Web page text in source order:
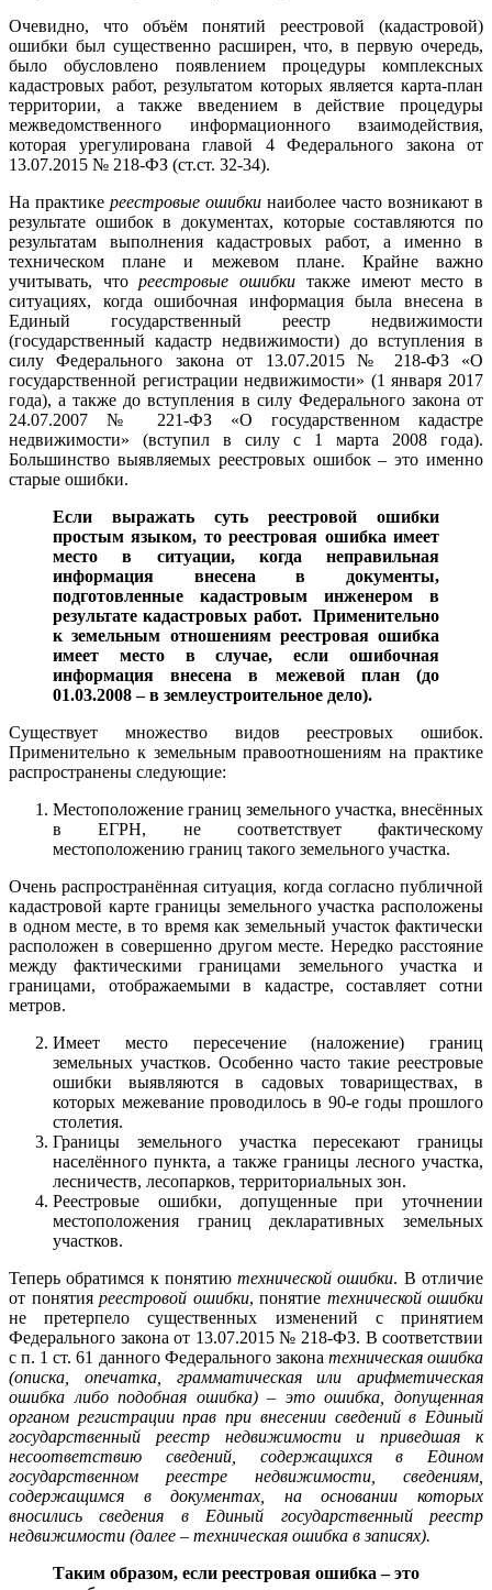
Очевидно, что объём понятий реестровой (кадастровой)
ошибки был существенно расширен, что, в первую очередь,
было обусловлено появлением процедуры комплексных
кадастровых работ, результатом которых является карта-план
территории, а также введением в действие процедуры
межведомственного информационного взаимодействия,
которая урегулирована главой 4 Федерального закона от
13.07.2015 № 218-ФЗ (ст.ст. 32-34).
На практике реестровые ошибки наиболее часто возникают в
результате ошибок в документах, которые составляются по
результатам выполнения кадастровых работ, а именно в
техническом плане и межевом плане. Крайне важно
учитывать, чтореестровые ошибки также имеют место в
ситуациях, когда ошибочная информация была внесена в
Единый государственный реестр недвижимости
(государственный кадастр недвижимости) до вступления в
силу Федерального закона от 13.07.2015 № 218-ФЗ «О
государственной регистрации недвижимости» (1 января 2017
года), а также до вступления в силу Федерального закона от
24.07.2007 № 221-ФЗ «О государственном кадастре
недвижимости» (вступил в силу с 1 марта 2008 года).
Большинство выявляемых реестровых ошибок – это именно
старые ошибки.
Если выражать суть реестровой ошибки
простым языком, то реестровая ошибка имеет
место в ситуации, когда неправильная
информация внесена в документы,
подготовленные кадастровым инженером в
результате кадастровых работ. Применительно
к земельным отношениям реестровая ошибка
имеет место в случае, если ошибочная
информация внесена в межевой план (до
01.03.2008 – в землеустроительное дело).
Существует множество видов реестровых ошибок.
Применительно к земельным правоотношениям на практике
распространены следующие:
Местоположение границ земельного участка, внесённых
в ЕГРН, не соответствует фактическому
местоположению границ такого земельного участка.
Очень распространённая ситуация, когда согласно публичной
кадастровой карте границы земельного участка расположены
в одном месте, в то время как земельный участок фактически
расположен в совершенно другом месте. Нередко расстояние
между фактическими границами земельного участка и
границами, отображаемыми в кадастре, составляет сотни
метров.
Имеет место пересечение (наложение) границ
земельных участков. Особенно часто такие реестровые
ошибки выявляются в садовых товариществах, в
которых межевание проводилось в 90-е годы прошлого
столетия.
Границы земельного участка пересекают границы
населённого пункта, а также границы лесного участка,
лесничеств, лесопарков, территориальных зон.
Реестровые ошибки, допущенные при уточнении
местоположения границ декларативных земельных
участков.
Теперь обратимся к понятиютехнической ошибки. В отличие
от понятия реестровой ошибки, понятие технической ошибки
не претерпело существенных изменений с принятием
Федерального закона от 13.07.2015 № 218-ФЗ. В соответствии
с п. 1 ст. 61 данного Федерального закона техническая ошибка
(описка, опечатка, грамматическая или арифметическая
ошибка либо подобная ошибка)– это ошибка, допущенная
органом регистрации прав при внесении сведений в Единый
государственный реестр недвижимости и приведшая к
несоответствию сведений, содержащихся в Едином
государственном реестре недвижимости, сведениям,
содержащимся в документах, на основании которых
вносились сведения в Единый государственный реестр
недвижимости (далее – техническая ошибка в записях).
Таким образом, если реестровая ошибка – это